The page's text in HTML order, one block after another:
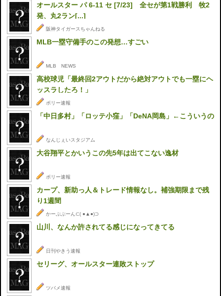
オールスター パ 6-11 セ [7/23] 全セが第1戦勝利 牧2
発、丸2ラン[...]
阪神タイガースちゃんねる
MLB一塁守備手のこの発想…すごい
MLB NEWS
高校球児「最終回2アウトだから絶対アウトでも一塁にヘ
ッスラしたろ！」
ポリー速報
「中日多村」「ロッテ小窪」「DeNA岡島」←こういうの
なんじぇいスタジアム
大谷翔平とかいうこの先5年は出てこない逸材
ポリー速報
カープ、新助っ人＆トレード情報なし。補強期限まで残
り1週間
かーぷぶーん⊂( ●▲●)⊃
山川、なんか許されてる感じになってきてる
日刊やきう速報
セリーグ、オールスター連敗ストップ
ツバメ速報